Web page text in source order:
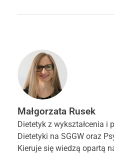
Małgorzata Rusek
Dietetyk z wykształcenia i
Dietetyki na SGGW oraz
Kieruje się wiedzą opartą